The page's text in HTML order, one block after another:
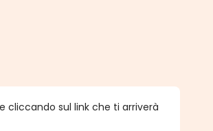
cliccando sul link che ti arriverà